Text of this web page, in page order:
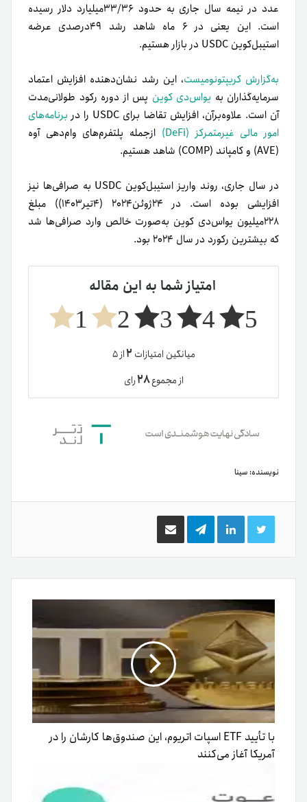
عدد در نیمه سال جاری به حدود ۳۳/۳۶میلیارد دلار رسیده
است. این یعنی در ۶ ماه شاهد رشد ۴۹درصدی عرضه
استیبل‌کوین USDC در بازار هستیم.
به‌گزارش کریپتونومیست، این رشد نشان‌دهنده افزایش اعتماد
سرمایه‌گذاران به یو‌‌اس‌دی کوین پس از دوره رکود طولانی‌مدت
آن است. علاوه‌بر‌آن، افزایش تقاضا برای USDC را در
برنامه‌های
امور مالی غیرمتمرکز (DeFi)
ازجمله پلتفرم‌های وام‌دهی آوه
(AVE) و کامپاند (COMP) شاهد هستیم.
در سال جاری، روند واریز استیبل‌کوین USDC به صرافی‌ها نیز
افزایشی بوده است. در ۲۴ژوئن۲۰۲۴ (۴تیر۱۴۰۳)) مبلغ
۲۲۸میلیون یو‌اس‌دی کوین به‌صورت خالص وارد صرافی‌ها شد
که بیشترین رکورد در سال ۲۰۲۴ بود.
امتیاز شما به این مقاله
5
4
3
2
1
میانگین امتیازات ۲از ۵
از مجموع۲۸رای
نویسنده: سینا
توییتر لینکدینتلگرام اشتراک
گذاری
ایمیل
با تأیید ETF اسپات اتریوم، این صندوق‌ها کارشان را در
آمريکا آغاز می‌کنند